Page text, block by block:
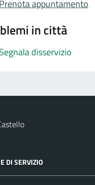
Prenota appuntamento
in città
Segnala disservizio
DI SERVIZIO